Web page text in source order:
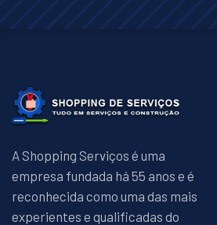
A Shopping Serviços é uma
empresa fundada há 55 anos e é
reconhecida como uma das mais
experientes e qualificadas do